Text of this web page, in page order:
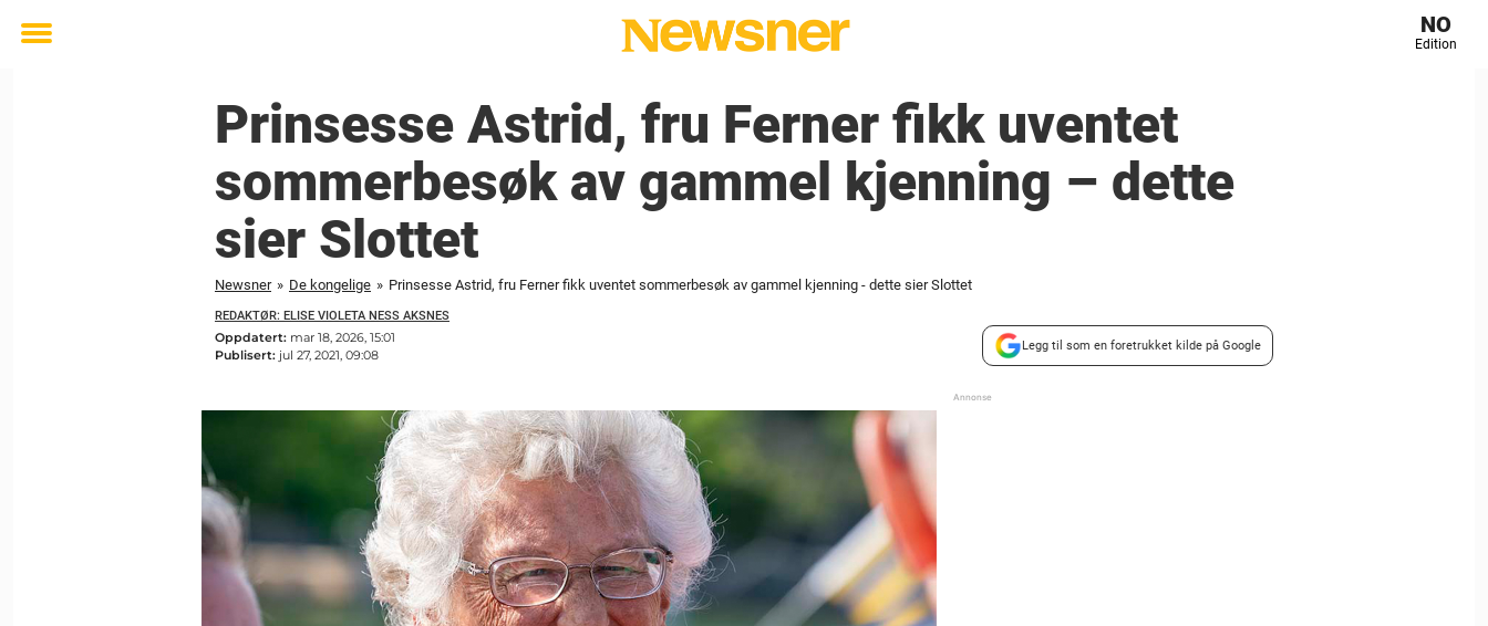
Toggle
NO
Edition
Prinsesse Astrid, fru Ferner fikk uventet
sommerbesøk av gammel kjenning – dette
sier Slottet
Newsner » De kongelige » Prinsesse Astrid, fru Ferner fikk uventet sommerbesøk av gammel kjenning - dette sier Slottet
REDAKTØR: ELISE VIOLETA NESS AKSNES
Oppdatert: mar 18, 2026, 15:01
Publisert: jul 27, 2021, 09:08
Legg til som en foretrukket kilde på Google